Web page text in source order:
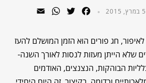
5 במרץ, 2015 Facebook
Twitter
WhatsApp
חג פורים הוא הזמן המושלם להעז
שלא הייתן מעזות לנסות לאורך השנה-
הבוהקות, הנצנצים, האודמים